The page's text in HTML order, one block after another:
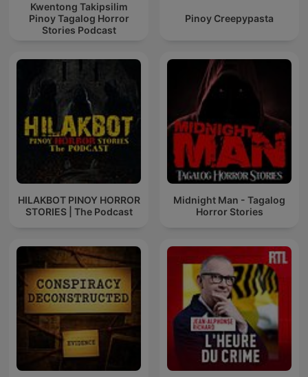
Kwentong Takipsilim
Pinoy Tagalog Horror
Stories Podcast
Pinoy Creepypasta
HILAKBOT PINOY HORROR
STORIES | The Podcast
Midnight Man - Tagalog
Horror Stories